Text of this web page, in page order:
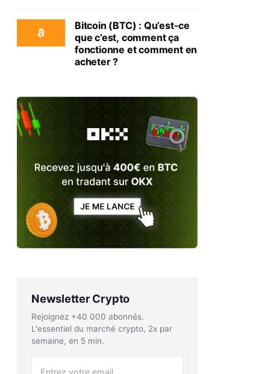
Bitcoin (BTC) : Qu’est-ce
que c’est, comment ça
fonctionne et comment en
acheter ?
Newsletter Crypto
Rejoignez +40 000 abonnés.
L'essentiel du marché crypto, 2x par
semaine, en 5 min.